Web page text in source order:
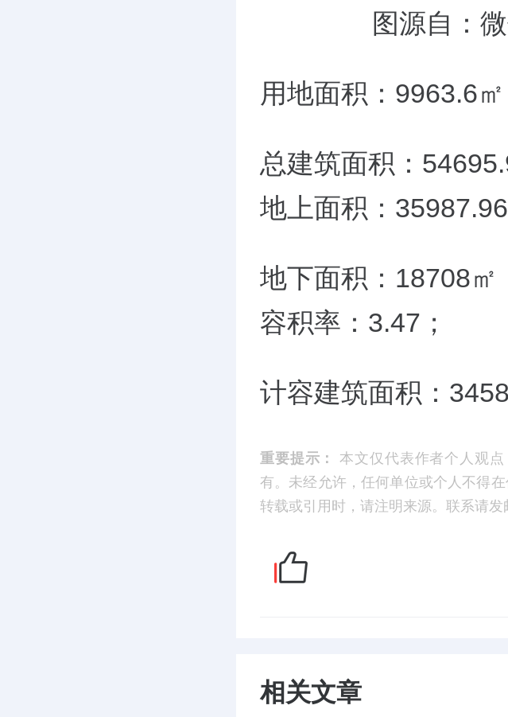
图源自：
用地面积：9963.6㎡
总建筑面积：
地上面积：35987.96
地下面积：18708㎡
容积率：3.47；
计容建筑面积：
重要提示：
本文仅代表作者个人观
有。未经允许，任何单位或个人不得
转载或引用时，请注明来源。联系请
相关文章